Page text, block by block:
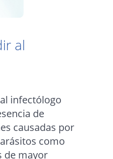
al
infectólogo
de
causadas por
como
de mayor